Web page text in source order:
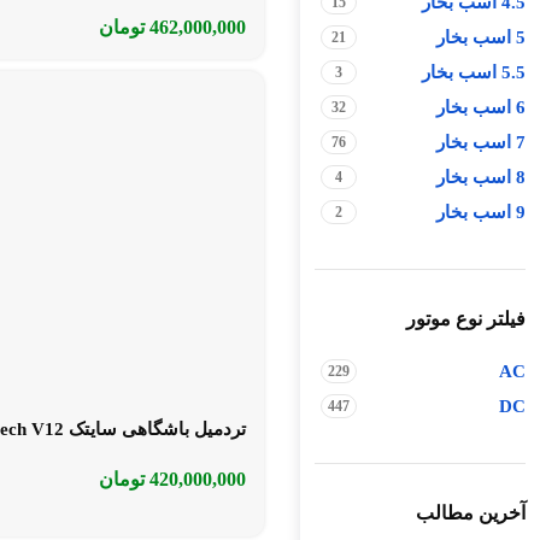
5 اسب بخار 21
5.5 اسب بخار 3
6 اسب بخار 32
7 اسب بخار 76
8 اسب بخار 4
9 اسب بخار 2
فیلتر نوع موتور
AC
229
DC
447
آخرین مطالب
462,000,000 تومان
تردمیل باشگاهی سایتک Cytech V12
420,000,000 تومان